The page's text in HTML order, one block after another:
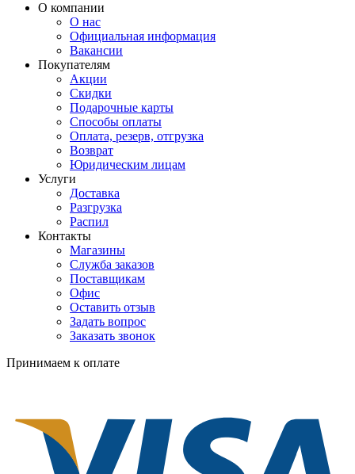
О компании
О нас
Официальная информация
Вакансии
Покупателям
Акции
Скидки
Подарочные карты
Способы оплаты
Оплата, резерв, отгрузка
Возврат
Юридическим лицам
Услуги
Доставка
Разгрузка
Распил
Контакты
Магазины
Служба заказов
Поставщикам
Офис
Оставить отзыв
Задать вопрос
Заказать звонок
Принимаем к оплате